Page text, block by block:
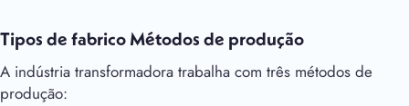
Tipos de fabrico Métodos de produção
A indústria transformadora trabalha com três métodos de
produção: